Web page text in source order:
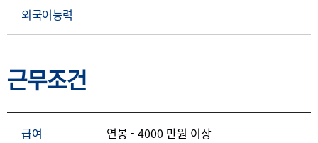
외국어능력
근무조건
급여 연봉 - 4000 만원 이상